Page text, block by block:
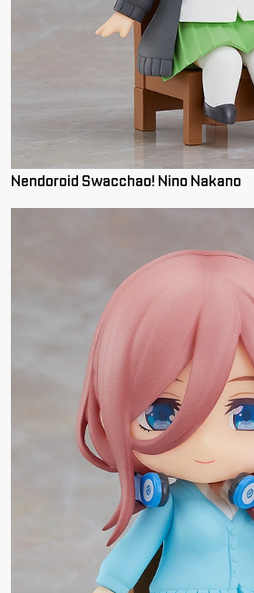
Nendoroid Swacchao! Nino Nakano